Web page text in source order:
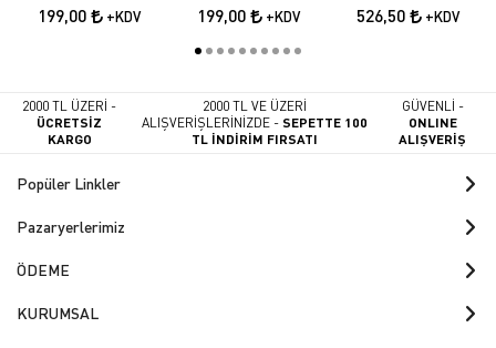
199,00 +KDV 199,00 +KDV 526,50 +KDV
2000 TL ÜZERİ -
ÜCRETSİZ
KARGO
2000 TL VE ÜZERİ
ALIŞVERİŞLERİNİZDE -SEPETTE 100
TL İNDİRİM FIRSATI
GÜVENLİ -
ONLINE
ALIŞVERİŞ
Popüler Linkler
Pazaryerlerimiz
ÖDEME
KURUMSAL